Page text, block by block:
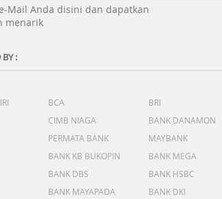
Mail Anda disini dan dapatkan
menarik
BY :
BCA
BRI
CIMB NIAGA
BANK DANAMON
PERMATA BANK
MAYBANK
BANK KB BUKOPIN
BANK MEGA
BANK DBS
BANK HSBC
BANK MAYAPADA BANK DKI